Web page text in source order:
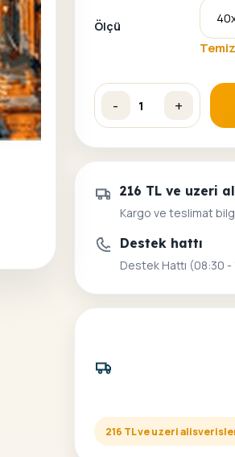
Ölçü
-
Tramvay Sayılarla
+
216 TL ve uzeri
Kargo ve teslimat
Destek hattı
Destek Hattı (08:30 -
216 TL ve uzeri